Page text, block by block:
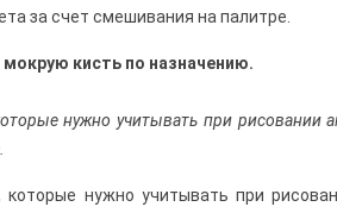
за счет смешивания на палитре.
мокрую кисть по назначению.
нужно учитывать при рисовании
которые нужно учитывать при